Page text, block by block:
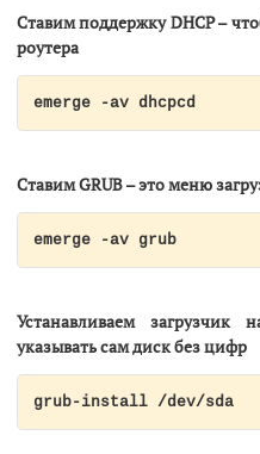
Ставим поддержкуDHCP–
роутера
emerge -av dhcpcd
СтавимGRUB– это меню
emerge -av grub
Устанавливаем
указывать сам диск без цифр
grub-install /dev/sda